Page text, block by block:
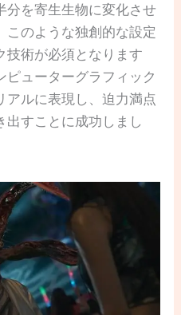
分を寄生生物に変化させ
このような独創的な設定
技術が必須となります
ピューターグラフィック
アルに表現し、迫力満点
出すことに成功しまし